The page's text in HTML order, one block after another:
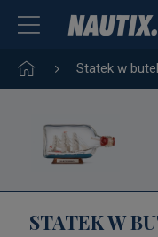
Statek w
STATEK W